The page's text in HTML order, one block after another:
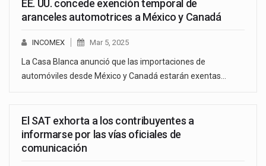
EE. UU. concede exención temporal de
aranceles automotrices a México y Canadá
INCOMEX Mar 5, 2025
La Casa Blanca anunció que las importaciones de
automóviles desde México y Canadá estarán exentas…
El SAT exhorta a los contribuyentes a
informarse por las vías oficiales de
comunicación